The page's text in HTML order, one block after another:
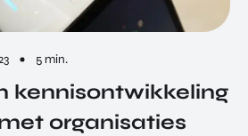
5 min.
kennisontwikkeling
organisaties